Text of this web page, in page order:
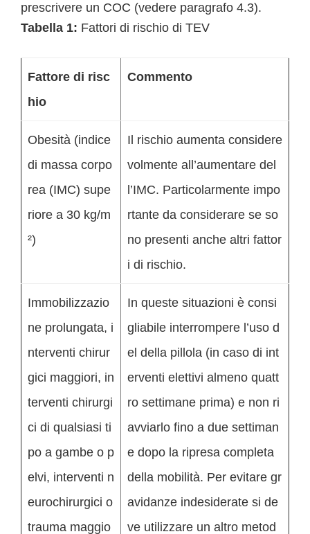
prescrivere un COC (vedere paragrafo 4.3).
Tabella 1: Fattori di rischio di TEV
Fattore di risc
hio
Commento
Obesità (indice
di massa corpo
rea (IMC) supe
riore a 30 kg/m
²)
Il rischio aumenta considere
volmente all’aumentare del
l’IMC. Particolarmente impo
rtante da considerare se so
no presenti anche altri fattor
i di rischio.
Immobilizzazio
ne prolungata, i
nterventi chirur
gici maggiori, in
terventi chirurgi
ci di qualsiasi ti
po a gambe o p
elvi, interventi n
eurochirurgici o
trauma maggio
In queste situazioni è consi
gliabile interrompere l’uso d
el della pillola (in caso di int
erventi elettivi almeno quatt
ro settimane prima) e non ri
avviarlo fino a due settiman
e dopo la ripresa completa
della mobilità. Per evitare gr
avidanze indesiderate si de
ve utilizzare un altro metod